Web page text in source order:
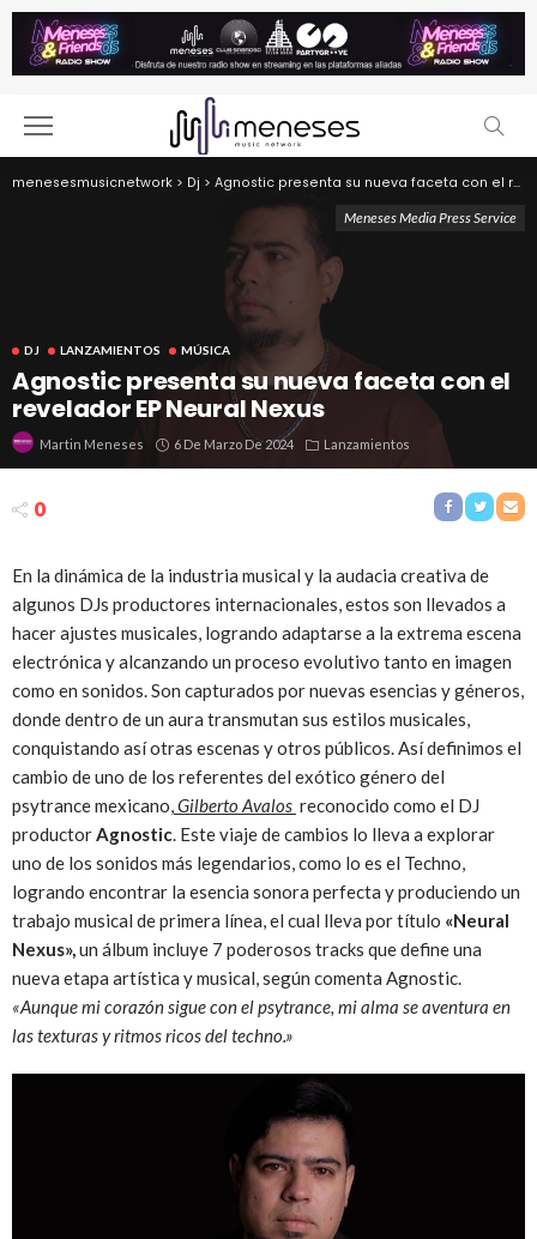
menesesmusicnetwork > Dj > Agnostic presenta su nueva faceta con el revelador EP Neural Nexus
DJ LANZAMIENTOS MÚSICA
Agnostic presenta su nueva faceta con el
revelador EP Neural Nexus
Martin Meneses 6 De Marzo De 2024 Lanzamientos
Meneses Media Press Service
0
En la dinámica de la industria musical y la audacia creativa de
algunos DJs productores internacionales, estos son llevados a
hacer ajustes musicales, logrando adaptarse a la extrema escena
electrónica y alcanzando un proceso evolutivo tanto en imagen
como en sonidos. Son capturados por nuevas esencias y géneros,
donde dentro de un aura transmutan sus estilos musicales,
conquistando así otras escenas y otros públicos. Así definimos el
cambio de uno de los referentes del exótico género del
psytrance mexicano,Gilberto Avalos reconocido como el DJ
productorAgnostic. Este viaje de cambios lo lleva a explorar
uno de los sonidos más legendarios, como lo es el Techno,
logrando encontrar la esencia sonora perfecta y produciendo un
trabajo musical de primera línea, el cual lleva por título «Neural
Nexus»,un álbum incluye 7 poderosos tracks que define una
nueva etapa artística y musical, según comenta Agnostic.
«Aunque mi corazón sigue con el psytrance, mi alma se aventura en
las texturas y ritmos ricos del techno.»